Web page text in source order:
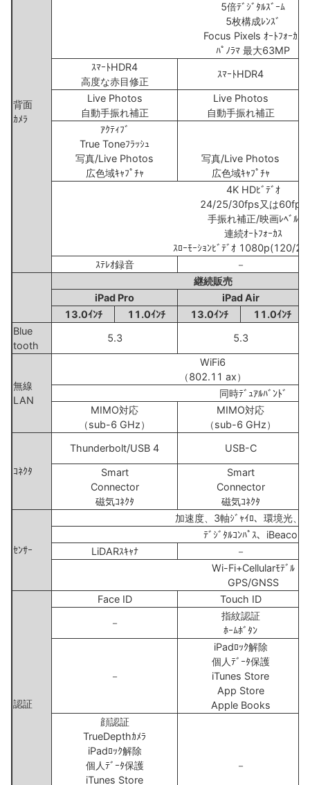
背面
ｶﾒﾗ
5倍ﾃﾞｼﾞﾀﾙｽﾞｰﾑ
5枚構成ﾚﾝｽﾞ
Focus Pixels ｵｰﾄﾌｫｰｶｽ
ﾊﾟﾉﾗﾏ 最大63MP
ｽﾏｰﾄHDR4
高度な赤目修正
ｽﾏｰﾄHDR4
Live Photos
自動手振れ補正
Live Photos
自動手振れ補正
ｱｸﾃｨﾌﾞ
True Toneﾌﾗｯｼｭ
写真/Live Photos
広色域ｷｬﾌﾟﾁｬ
写真/Live Photos
広色域ｷｬﾌﾟﾁｬ
4K HDﾋﾞﾃﾞｵ
24/25/30fps又は60fps
手振れ補正/映画ﾚﾍﾞﾙ
連続ｵｰﾄﾌｫｰｶｽ
ｽﾛｰﾓｰｼｮﾝﾋﾞﾃﾞｵ 1080p(120/
ｽﾃﾚｵ録音
－
継続販売
iPad Pro
iPad Air
13.0ｲﾝﾁ
11.0ｲﾝﾁ 13.0ｲﾝﾁ
11.0ｲﾝﾁ
Blue
tooth
5.3 5.3
無線
LAN
WiFi6
（802.11 ax）
同時ﾃﾞｭｱﾙﾊﾞﾝﾄﾞ
MIMO対応
（sub-6 GHz）
MIMO対応
（sub-6 GHz）
ｺﾈｸﾀ
Thunderbolt/USB 4 USB-C
Smart
Connector
磁気ｺﾈｸﾀ
Smart
Connector
磁気ｺﾈｸﾀ
ｾﾝｻｰ
加速度、3軸ｼﾞｬｲﾛ、環境光、
ﾃﾞｼﾞﾀﾙｺﾝﾊﾟｽ、iBeacon
LiDARｽｷｬﾅ
－
Wi-Fi+Cellularﾓﾃﾞﾙ
GPS/GNSS
認証
Face ID
Touch ID
－
指紋認証
ﾎｰﾑﾎﾞﾀﾝ
－
iPadﾛｯｸ解除
個人ﾃﾞｰﾀ保護
iTunes Store
App Store
Apple Books
顔認証
TrueDepthｶﾒﾗ
iPadﾛｯｸ解除
個人ﾃﾞｰﾀ保護
iTunes Store
－